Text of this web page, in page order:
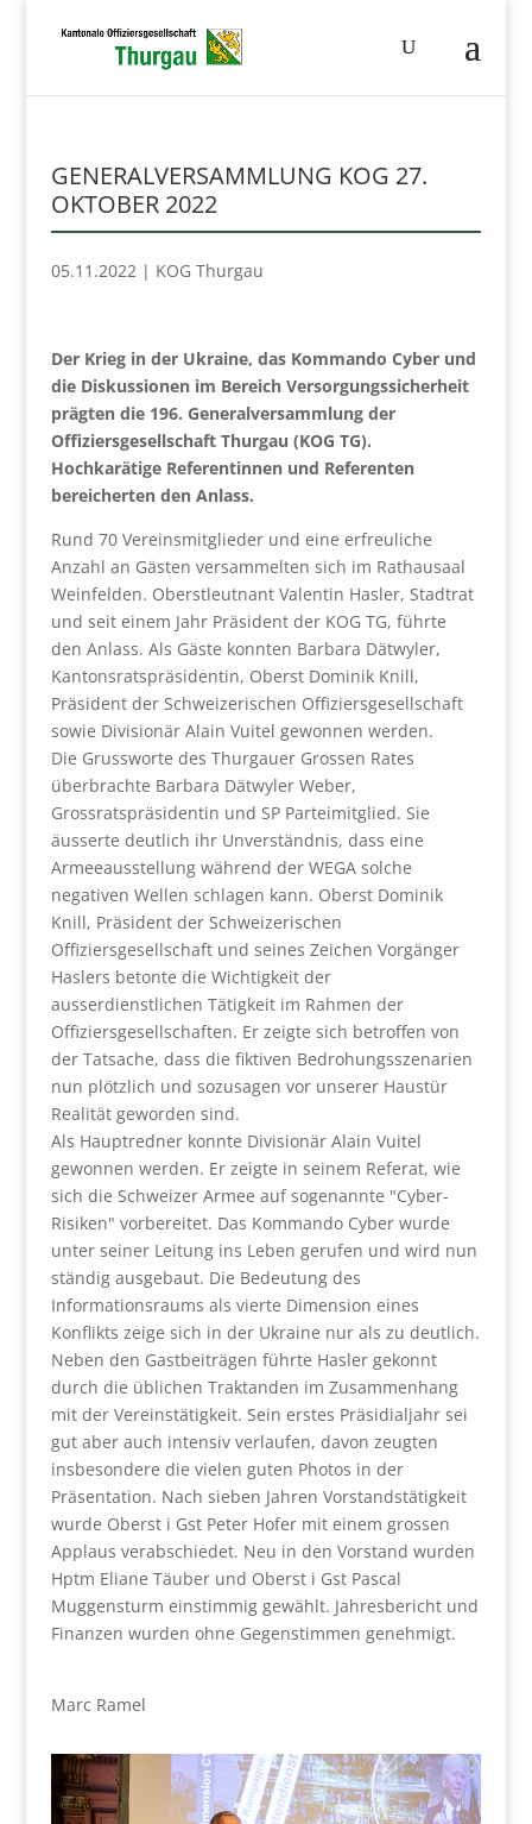
GENERALVERSAMMLUNG KOG 27.
OKTOBER 2022
05.11.2022| KOG Thurgau
Der Krieg in der Ukraine, das Kommando Cyber und
die Diskussionen im Bereich Versorgungssicherheit
prägten die 196. Generalversammlung der
Offiziersgesellschaft Thurgau (KOG TG).
Hochkarätige Referentinnen und Referenten
bereicherten den Anlass.
Rund 70 Vereinsmitglieder und eine erfreuliche
Anzahl an Gästen versammelten sich im Rathausaal
Weinfelden. Oberstleutnant Valentin Hasler, Stadtrat
und seit einem Jahr Präsident der KOG TG, führte
den Anlass. Als Gäste konnten Barbara Dätwyler,
Kantonsratspräsidentin, Oberst Dominik Knill,
Präsident der Schweizerischen Offiziersgesellschaft
sowie Divisionär Alain Vuitel gewonnen werden.
Die Grussworte des Thurgauer Grossen Rates
überbrachte Barbara Dätwyler Weber,
Grossratspräsidentin und SP Parteimitglied. Sie
äusserte deutlich ihr Unverständnis, dass eine
Armeeausstellung während der WEGA solche
negativen Wellen schlagen kann. Oberst Dominik
Knill, Präsident der Schweizerischen
Offiziersgesellschaft und seines Zeichen Vorgänger
Haslers betonte die Wichtigkeit der
ausserdienstlichen Tätigkeit im Rahmen der
Offiziersgesellschaften. Er zeigte sich betroffen von
der Tatsache, dass die fiktiven Bedrohungsszenarien
nun plötzlich und sozusagen vor unserer Haustür
Realität geworden sind.
Als Hauptredner konnte Divisionär Alain Vuitel
gewonnen werden. Er zeigte in seinem Referat, wie
sich die Schweizer Armee auf sogenannte "Cyber-
Risiken" vorbereitet. Das Kommando Cyber wurde
unter seiner Leitung ins Leben gerufen und wird nun
ständig ausgebaut. Die Bedeutung des
Informationsraums als vierte Dimension eines
Konflikts zeige sich in der Ukraine nur als zu deutlich.
Neben den Gastbeiträgen führte Hasler gekonnt
durch die üblichen Traktanden im Zusammenhang
mit der Vereinstätigkeit. Sein erstes Präsidialjahr sei
gut aber auch intensiv verlaufen, davon zeugten
insbesondere die vielen guten Photos in der
Präsentation. Nach sieben Jahren Vorstandstätigkeit
wurde Oberst i Gst Peter Hofer mit einem grossen
Applaus verabschiedet. Neu in den Vorstand wurden
Hptm Eliane Täuber und Oberst i Gst Pascal
Muggensturm einstimmig gewählt. Jahresbericht und
Finanzen wurden ohne Gegenstimmen genehmigt.
Marc Ramel